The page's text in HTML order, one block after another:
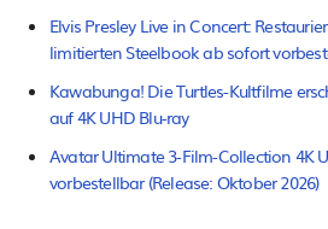
Elvis Presley Live in Concert:
limitierten Steelbook ab sofort
Kawabunga! Die Turtles-Kultfilme
auf 4K UHD Blu-ray
Avatar Ultimate 3-Film-Collection 4K
vorbestellbar (Release: Oktober 2026)